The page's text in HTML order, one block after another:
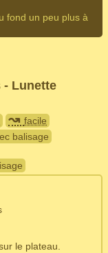
fond un peu plus à
- Lunette
↝ facile
balisage
le plateau.